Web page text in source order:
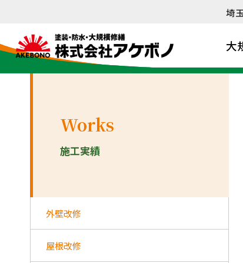
ス
キ
埼
大
Works
施工実績
外壁改修
屋根改修